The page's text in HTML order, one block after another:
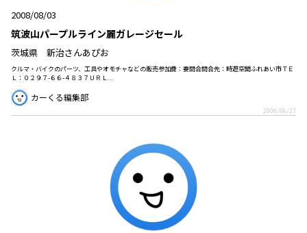
2008/08/03
筑波山パープルライン麗ガレージセール
茨城県 新治さんあぴお
クルマ・バイクのパーツ、工具やオモチャなどの販売参加費：要問合問合先：時遊空間ふれあい市ＴＥ
Ｌ：０２９７-６６-４８３７ＵＲＬ...
カーくる編集部
2008/06/27